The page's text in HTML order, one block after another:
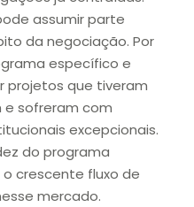
assumir parte
da negociação. Por
específico e
projetos que tiveram
sofreram com
excepcionais.
do programa
crescente fluxo de
mercado.